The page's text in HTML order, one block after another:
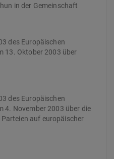
in der Gemeinschaft
des Europäischen
13. Oktober 2003 über
des Europäischen
4. November 2003 über die
auf europäischer